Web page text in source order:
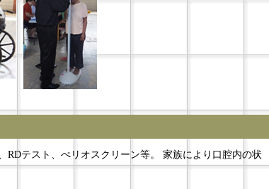
テスト、ぺリオスクリーン等。 家族により口腔内の状